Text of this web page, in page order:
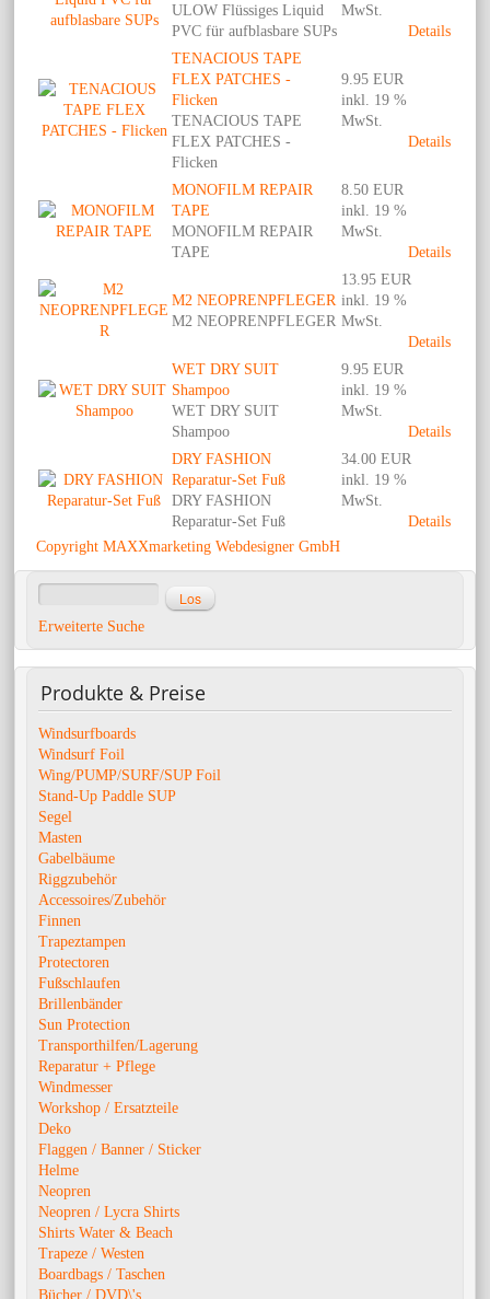
ULOW Flüssiges Liquid
PVC für aufblasbare SUPs
MwSt.
Details
TENACIOUS TAPE
FLEX PATCHES -
Flicken
TENACIOUS TAPE
FLEX PATCHES -
Flicken
9.95 EUR
inkl. 19 %
MwSt.
Details
MONOFILM REPAIR
TAPE
MONOFILM REPAIR
TAPE
8.50 EUR
inkl. 19 %
MwSt.
Details
M2 NEOPRENPFLEGER
M2 NEOPRENPFLEGER
13.95 EUR
inkl. 19 %
MwSt.
Details
WET DRY SUIT
Shampoo
WET DRY SUIT
Shampoo
9.95 EUR
inkl. 19 %
MwSt.
Details
DRY FASHION
Reparatur-Set Fuß
DRY FASHION
Reparatur-Set Fuß
34.00 EUR
inkl. 19 %
MwSt.
Details
Copyright MAXXmarketing Webdesigner GmbH
Erweiterte Suche
Produkte & Preise
Windsurfboards
Windsurf Foil
Wing/PUMP/SURF/SUP Foil
Stand-Up Paddle SUP
Segel
Masten
Gabelbäume
Riggzubehör
Accessoires/Zubehör
Finnen
Trapeztampen
Protectoren
Fußschlaufen
Brillenbänder
Sun Protection
Transporthilfen/Lagerung
Reparatur + Pflege
Windmesser
Workshop / Ersatzteile
Deko
Flaggen / Banner / Sticker
Helme
Neopren
Neopren / Lycra Shirts
Shirts Water & Beach
Trapeze / Westen
Boardbags / Taschen
Bücher / DVD\'s